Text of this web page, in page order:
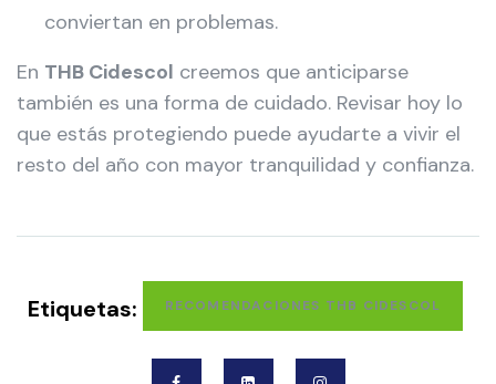
conviertan en problemas.
En THB Cidescol creemos que anticiparse
también es una forma de cuidado. Revisar hoy lo
que estás protegiendo puede ayudarte a vivir el
resto del año con mayor tranquilidad y confianza.
Etiquetas: RECOMENDACIONES THB CIDESCOL